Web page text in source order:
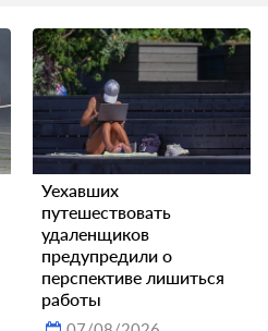
Уехавших
путешествовать
удаленщиков
предупредили о
перспективе лишиться
работы